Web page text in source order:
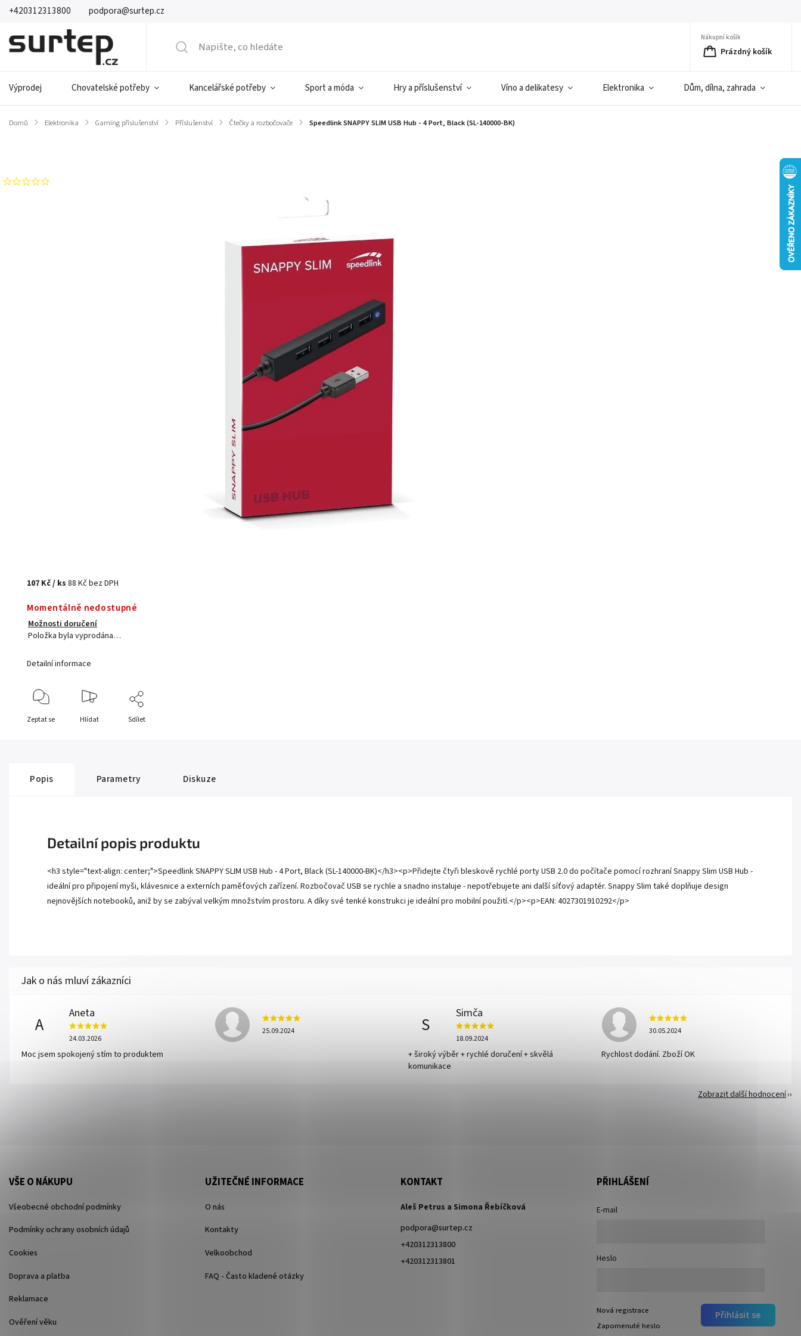
+420312313800 podpora@surtep.cz
Nákupní košík
Prázdný košík
Výprodej Chovatelské potřeby Kancelářské potřeby Sport a móda Hry a příslušenství Víno a delikatesy Elektronika Dům, dílna, zahrada
Domů / Elektronika / Gaming příslušenství / Příslušenství / Čtečky a rozbočovače / Speedlink SNAPPY SLIM USB Hub - 4 Port, Black (SL-140000-BK)
107 Kč/ ks88 Kč bez DPH
Momentálně nedostupné
Možnosti doručení
Položka byla vyprodána…
Detailní informace
Zeptat se Hlídat Sdílet
Popis Parametry Diskuze
Detailní popis produktu
<h3 style="text-align: center;">Speedlink SNAPPY SLIM USB Hub - 4 Port, Black (SL-140000-BK)</h3><p>Přidejte čtyři bleskově rychlé porty USB 2.0 do počítače pomocí rozhraní Snappy Slim USB Hub -
ideální pro připojení myši, klávesnice a externích paměťových zařízení. Rozbočovač USB se rychle a snadno instaluje - nepotřebujete ani další síťový adaptér. Snappy Slim také doplňuje design
nejnovějších notebooků, aniž by se zabýval velkým množstvím prostoru. A díky své tenké konstrukci je ideální pro mobilní použití.</p><p>EAN: 4027301910292</p>
A
Aneta
24.03.2026
Moc jsem spokojený stím to produktem
25.09.2024 S
Simča
18.09.2024
+ široký výběr + rychlé doručení + skvělá
komunikace
30.05.2024
Rychlost dodání. Zboží OK
Zobrazit další hodnocení
VŠE O NÁKUPU
Všeobecné obchodní podmínky
Podmínky ochrany osobních údajů
Cookies
Doprava a platba
Reklamace
Ověření věku
UŽITEČNÉ INFORMACE
O nás
Kontakty
Velkoobchod
FAQ - Často kladené otázky
KONTAKT
Aleš Petrus a Simona Řebíčková
podpora@surtep.cz
+420312313800
+420312313801
PŘIHLÁŠENÍ
E-mail
Heslo
Přihlásit se
Nová registrace
Zapomenuté heslo